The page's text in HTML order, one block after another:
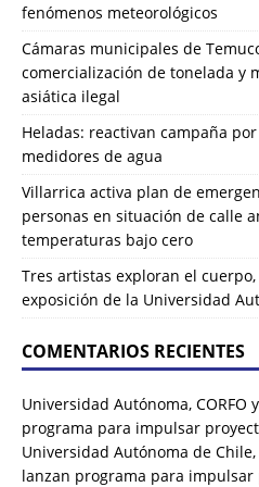
fenómenos meteorológicos
Cámaras municipales de
comercialización de tonelada y
asiática ilegal
Heladas: reactivan campaña
medidores de agua
Villarrica activa plan de
personas en situación de calle
temperaturas bajo cero
Tres artistas exploran el
exposición de la Universidad
COMENTARIOS RECIENTES
Universidad Autónoma, CORFO
programa para impulsar
Universidad Autónoma de Chile,
lanzan programa para impulsar